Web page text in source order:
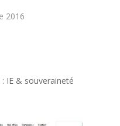
2016
: IE & souveraineté